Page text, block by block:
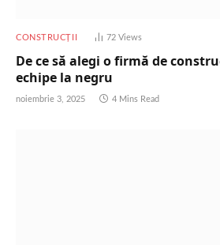
CONSTRUCȚII 72Views
De ce să alegi o firmă de
echipe la negru
noiembrie 3, 2025 4 Mins Read